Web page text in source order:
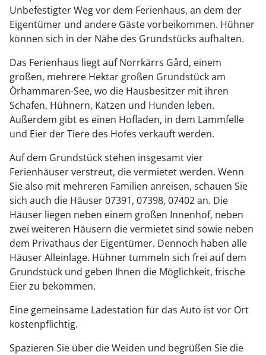
Unbefestigter Weg vor dem Ferienhaus, an dem der
Eigentümer und andere Gäste vorbeikommen. Hühner
können sich in der Nähe des Grundstücks aufhalten.
Das Ferienhaus liegt auf Norrkärrs Gård, einem
großen, mehrere Hektar großen Grundstück am
Örhammaren-See, wo die Hausbesitzer mit ihren
Schafen, Hühnern, Katzen und Hunden leben.
Außerdem gibt es einen Hofladen, in dem Lammfelle
und Eier der Tiere des Hofes verkauft werden.
Auf dem Grundstück stehen insgesamt vier
Ferienhäuser verstreut, die vermietet werden. Wenn
Sie also mit mehreren Familien anreisen, schauen Sie
sich auch die Häuser 07391, 07398, 07402 an. Die
Häuser liegen neben einem großen Innenhof, neben
zwei weiteren Häusern die vermietet sind sowie neben
dem Privathaus der Eigentümer. Dennoch haben alle
Häuser Alleinlage. Hühner tummeln sich frei auf dem
Grundstück und geben Ihnen die Möglichkeit, frische
Eier zu bekommen.
Eine gemeinsame Ladestation für das Auto ist vor Ort
kostenpflichtig.
Spazieren Sie über die Weiden und begrüßen Sie die